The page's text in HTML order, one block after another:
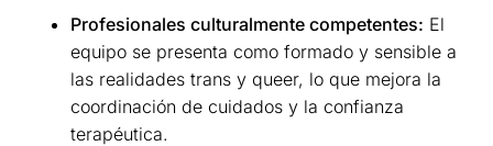
Profesionales culturalmente competentes: El
equipo se presenta como formado y sensible a
las realidades trans y queer, lo que mejora la
coordinación de cuidados y la confianza
terapéutica.